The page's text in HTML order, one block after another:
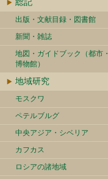
出版・文献目録・図書館
新聞・雑誌
地図・ガイドブック（都市・
博物館）
地域研究
モスクワ
ペテルブルグ
中央アジア・シベリア
カフカス
ロシアの諸地域